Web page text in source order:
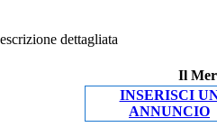
dettagliata
Il
INSERISCI
ANNUNCIO